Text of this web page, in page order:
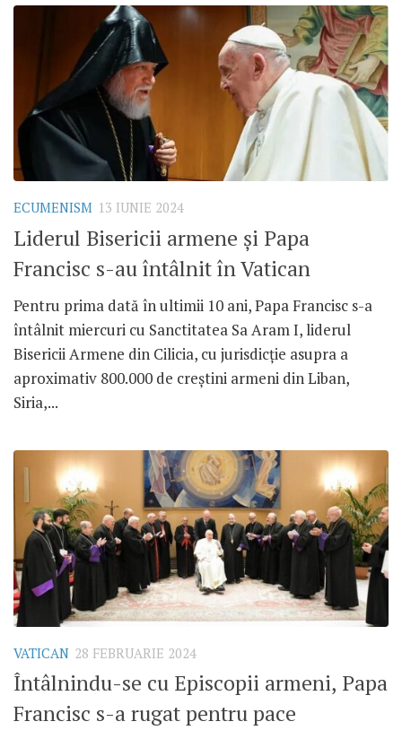
ECUMENISM 13 IUNIE 2024
Liderul Bisericii armene și Papa
Francisc s-au întâlnit în Vatican
Pentru prima dată în ultimii 10 ani, Papa Francisc s-a
întâlnit miercuri cu Sanctitatea Sa Aram I, liderul
Bisericii Armene din Cilicia, cu jurisdicție asupra a
aproximativ 800.000 de creștini armeni din Liban,
Siria,...
VATICAN 28 FEBRUARIE 2024
Întâlnindu-se cu Episcopii armeni, Papa
Francisc s-a rugat pentru pace